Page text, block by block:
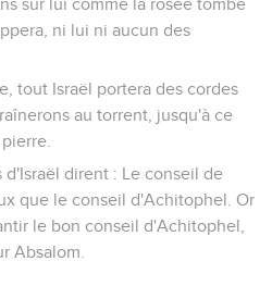
sur lui comme la rosée tombe
ni lui ni aucun des
tout Israël portera des cordes
au torrent, jusqu'à ce
dirent : Le conseil de
que le conseil d'Achitophel. Or
le bon conseil d'Achitophel,
Absalom.